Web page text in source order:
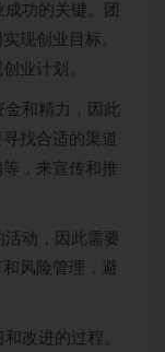
功的关键。团
现创业目标。
业计划。
金和精力，因此
找合适的渠道
，来宣传和推
动，因此需要
风险管理，避
改进的过程。